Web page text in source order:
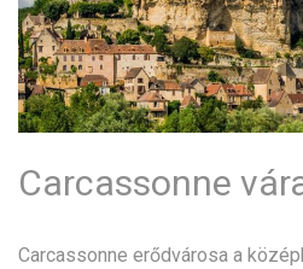
Carcassonne
Carcassonne erődvárosa a